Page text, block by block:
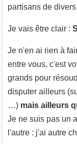
partisans de
Je vais être clair :
Je n'en ai rien à
entre vous, c'est
grands pour
disputer ailleurs
…) mais ailleurs
Je ne suis pas un
l'autre : j'ai autre